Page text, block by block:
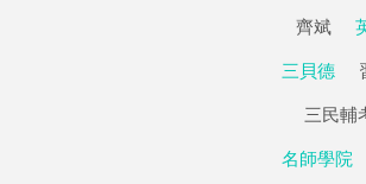
齊斌
三貝德
三民輔
名師學院